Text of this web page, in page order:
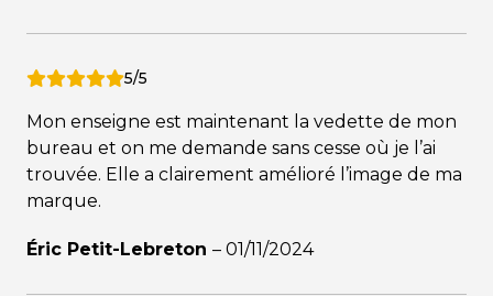
5/5
Mon enseigne est maintenant la vedette de mon
bureau et on me demande sans cesse où je l’ai
trouvée. Elle a clairement amélioré l’image de ma
marque.
Éric Petit-Lebreton – 01/11/2024